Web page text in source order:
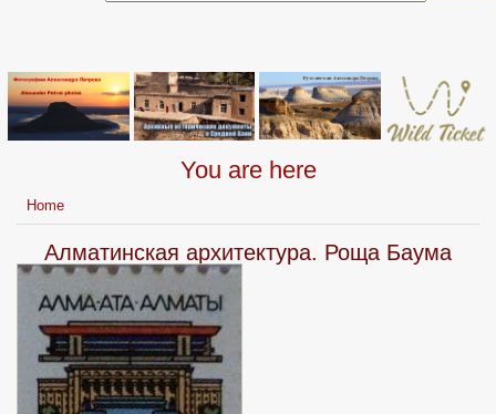
You are here
Home
Алматинская архитектура. Роща Баума